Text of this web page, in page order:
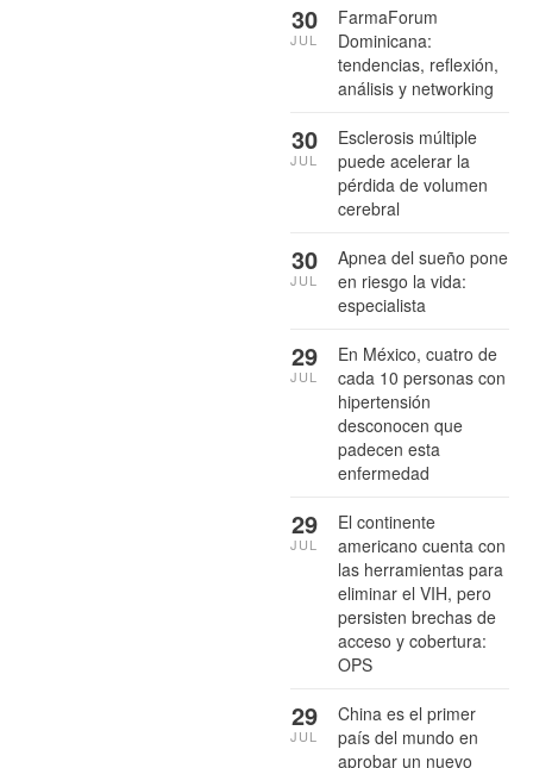
FarmaForum
Dominicana:
tendencias, reflexión,
análisis y networking
30
JUL
Esclerosis múltiple
puede acelerar la
pérdida de volumen
cerebral
30
JUL
Apnea del sueño pone
en riesgo la vida:
especialista
30
JUL
En México, cuatro de
cada 10 personas con
hipertensión
desconocen que
padecen esta
enfermedad
29
JUL
El continente
americano cuenta con
las herramientas para
eliminar el VIH, pero
persisten brechas de
acceso y cobertura:
OPS
29
JUL
China es el primer
país del mundo en
aprobar un nuevo
29
JUL